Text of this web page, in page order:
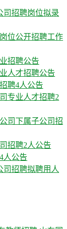
司招聘岗位拟录
位公开招聘工作
招聘公告
人才招聘公告
聘4人公告
专业人才招聘2
司下属子公司招
招聘2人公告
人公告
司招聘拟聘用人